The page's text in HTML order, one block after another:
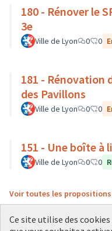
180 - Rénover le
3e
Ville de Lyon 0 0
181 - Rénovation
des Pavillons
Ville de Lyon 0 0
151 - Une boîte à
Ville de Lyon 0 0
Voir toutes les
Ce site utilise des